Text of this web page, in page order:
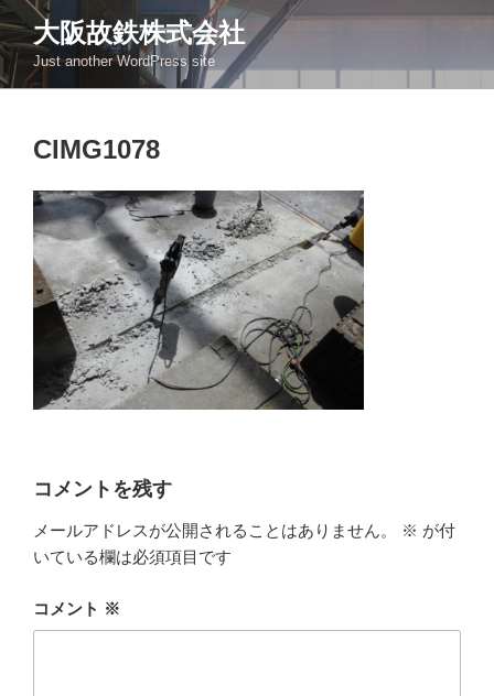
コ
ン
テ
ン
大阪故鉄株式会社
Just another WordPress site
CIMG1078
コメントを残す
メールアドレスが公開されることはありません。 ※ が付
いている欄は必須項目です
コメント ※